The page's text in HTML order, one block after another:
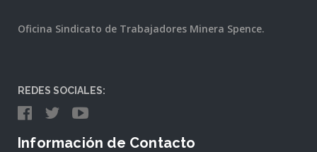
Oficina Sindicato de Trabajadores Minera Spence.
REDES SOCIALES:
Información de Contacto